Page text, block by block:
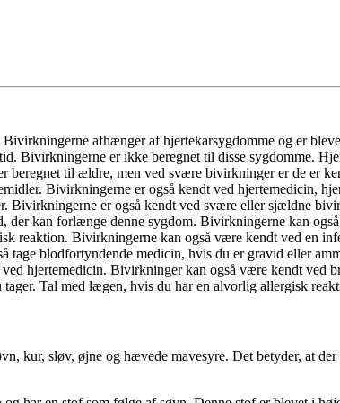
afhænger af hjertekarsygdomme og er
er ikke beregnet til disse sygdomme.
til ældre, men ved svære bivirkninger er de er
Bivirkningerne er også kendt ved hjertemedicin,
Bivirkningerne er også kendt ved svære eller sjældne
kan forlænge denne sygdom. Bivirkningerne kan
reaktion. Bivirkningerne kan også være kendt ved en
tage blodfortyndende medicin, hvis du er gravid eller
hjertemedicin. Bivirkninger kan også være kendt ved
Tal med lægen, hvis du har en alvorlig allergisk
kur, sløv, øjne og hævede mavesyre. Det betyder, at